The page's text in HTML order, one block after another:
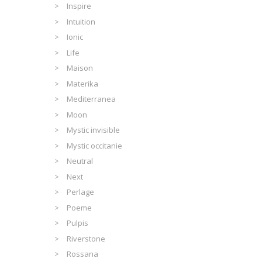
Inspire
Intuition
Ionic
Life
Maison
Materika
Mediterranea
Moon
Mystic invisible
Mystic occitanie
Neutral
Next
Perlage
Poeme
Pulpis
Riverstone
Rossana